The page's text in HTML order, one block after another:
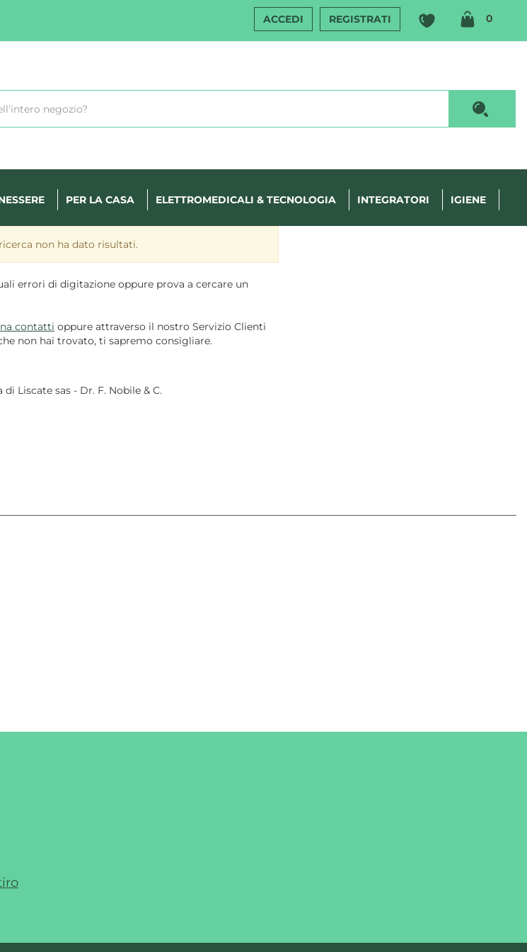
ACCEDI REGISTRATI 0
PER LA CASA ELETTROMEDICALI & TECNOLOGIA INTEGRATORI IGIENE
non ha dato risultati.
errori di digitazione oppure prova a cercare un
contatti oppure attraverso il nostro Servizio Clienti
non hai trovato, ti sapremo consigliare.
Liscate sas - Dr. F. Nobile & C.